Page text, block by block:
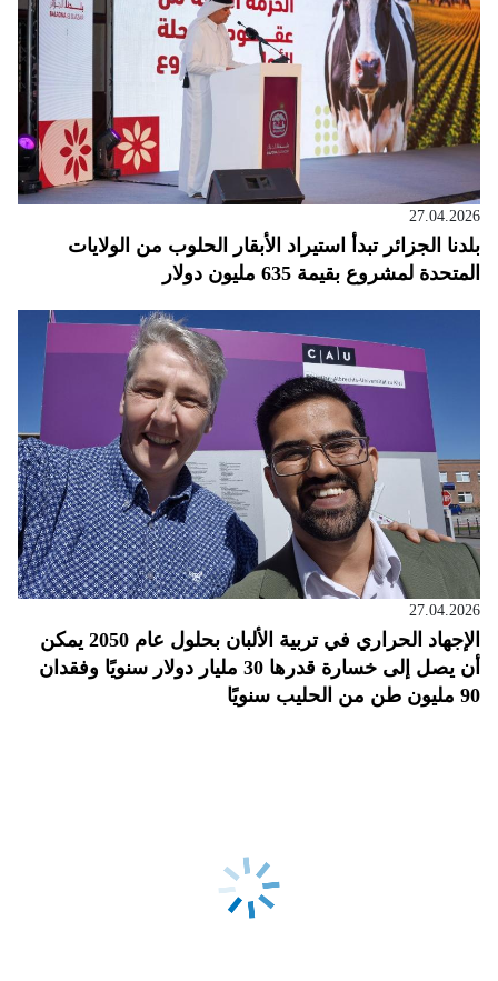
27.04.2026
بلدنا الجزائر تبدأ استيراد الأبقار الحلوب من الولايات
المتحدة لمشروع بقيمة 635 مليون دولار
27.04.2026
الإجهاد الحراري في تربية الألبان بحلول عام 2050 يمكن
أن يصل إلى خسارة قدرها 30 مليار دولار سنويًا وفقدان
90 مليون طن من الحليب سنويًا